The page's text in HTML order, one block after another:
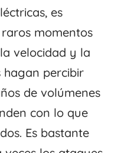
es
momentos
velocidad y la
hagan percibir
de volúmenes
con lo que
Es bastante